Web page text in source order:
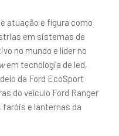
atuação e figura como
em sistemas de
no mundo e líder no
em tecnologia de led,
da Ford EcoSport
do veículo Ford Ranger
e lanternas da